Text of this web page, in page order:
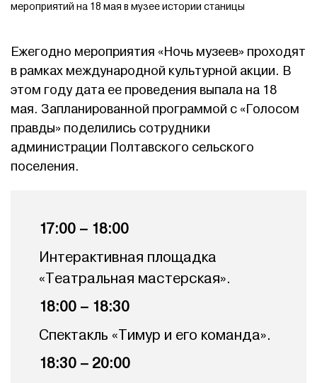
мероприятий на 18 мая в музее истории станицы
Ежегодно мероприятия «Ночь музеев» проходят
в рамках международной культурной акции. В
этом году дата ее проведения выпала на 18
мая. Запланированной программой с «Голосом
правды» поделились сотрудники
администрации Полтавского сельского
поселения.
17:00 – 18:00
Интерактивная площадка
«Театральная мастерская».
18:00 – 18:30
Спектакль «Тимур и его команда».
18:30 – 20:00